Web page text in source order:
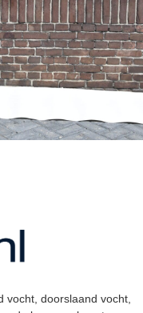
vocht, doorslaand vocht,